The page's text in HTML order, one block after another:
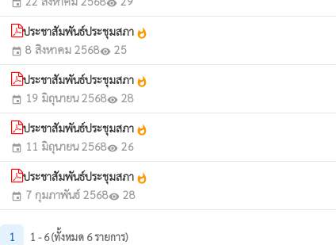
event visibility
ประชาสัมพันธ์ประชุมสภา whatshot
event 8 สิงหาคม 2568visibility 25
ประชาสัมพันธ์ประชุมสภา whatshot
event 19 มิถุนายน 2568visibility 28
ประชาสัมพันธ์ประชุมสภา whatshot
event 11 มิถุนายน 2568visibility 26
ประชาสัมพันธ์ประชุมสภา whatshot
event 7 กุมภาพันธ์ 2568visibility 28
1 1 - 6 (ทั้งหมด 6 รายการ)